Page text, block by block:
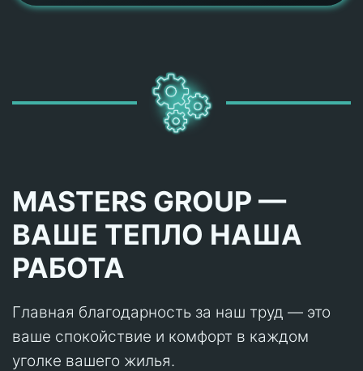
MASTERS GROUP —
ВАШЕ ТЕПЛО НАША
РАБОТА
Главная благодарность за наш труд — это
ваше спокойствие и комфорт в каждом
уголке вашего жилья.